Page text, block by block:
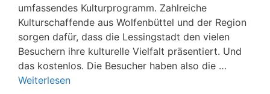
umfassendes Kulturprogramm. Zahlreiche
Kulturschaffende aus Wolfenbüttel und der Region
sorgen dafür, dass die Lessingstadt den vielen
Besuchern ihre kulturelle Vielfalt präsentiert. Und
das kostenlos. Die Besucher haben also die …
Weiterlesen